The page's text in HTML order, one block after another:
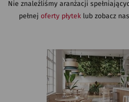
Nie znaleźliśmy aranżacji
pełnej oferty płytek lub zobacz